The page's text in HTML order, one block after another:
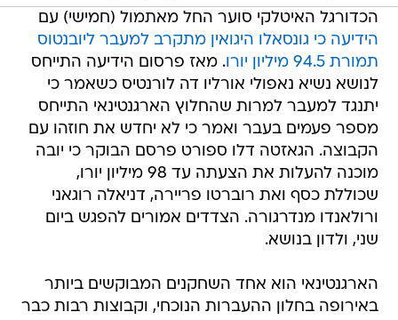
הכדורגל האיטלקי סוער החל מאתמול (חמישי) עם
הידיעה כי גונסאלו היגואין מתקרב למעבר ליובנטוס
תמורת 94.5 מיליון יורו
. מאז פרסום הידיעה התייחס
לנושא נשיא נאפולי אורליו דה לורנטיס כשאמר כי
יתנגד למעבר למרות שהחלוץ הארגנטינאי התייחס
מספר פעמים בעבר ואמר כי לא יחדש את חוזהו עם
הקבוצה. הגאזטה דלו ספורט פרסם הבוקר כי יובה
מוכנה להעלות את הצעתה עד 98 מיליון יורו,
שכוללת כסף ואת רוברטו פריירה, דניאלה רוגאני
ורולאנדו מנדרגורה. הצדדים אמורים להפגש ביום
שני, ולדון בנושא.
הארגנטינאי הוא אחד השחקנים המבוקשים ביותר
באירופה בחלון ההעברות הנוכחי, וקבוצות רבות כבר